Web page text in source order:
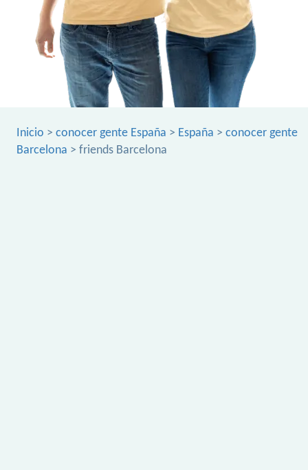
Inicio > conocer gente España > España > conocer gente
Barcelona > friends Barcelona